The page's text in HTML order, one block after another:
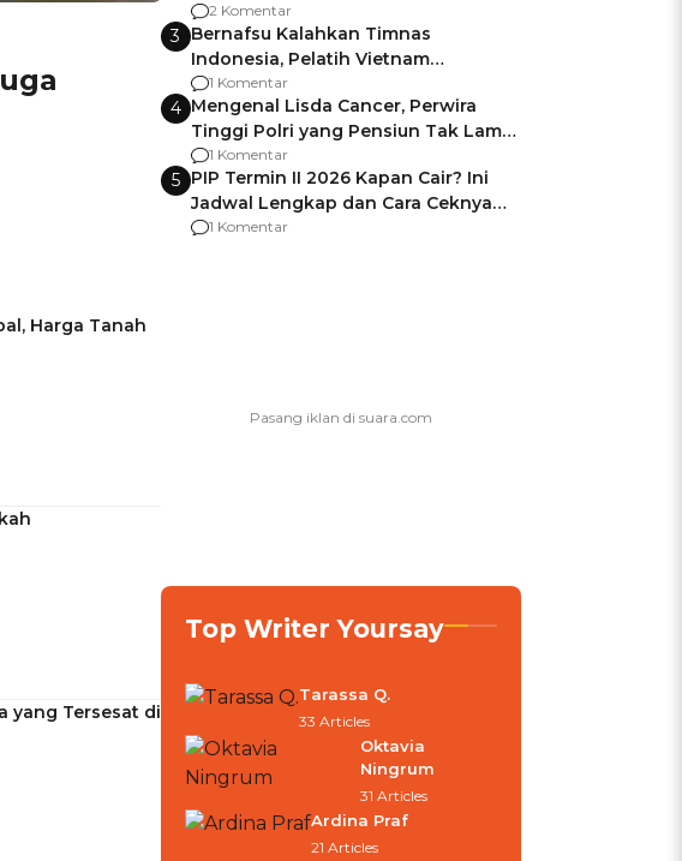
Harga Tanah
yang Tersesat di
Pemalang
2 Komentar
3 Bernafsu Kalahkan Timnas
Indonesia, Pelatih Vietnam
Berencana Pakai Jimat di Pakansari
1 Komentar
4 Mengenal Lisda Cancer, Perwira
Tinggi Polri yang Pensiun Tak Lama
Usai Jadi Brigjen
1 Komentar
5 PIP Termin II 2026 Kapan Cair? Ini
Jadwal Lengkap dan Cara Ceknya
agar Dana Tidak Hangus!
1 Komentar
Top Writer Yoursay
Tarassa Q.
33 Articles
Oktavia
Ningrum
31 Articles
Ardina Praf
21 Articles